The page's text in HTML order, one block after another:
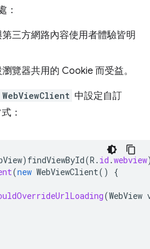
：
三方網路內容使用者體驗皆明
覽器共用的 Cookie 而受益。
WebViewClient 中設定自訂
：
) findViewById(R . id .webview
(new WebViewClient()
{
(WebView